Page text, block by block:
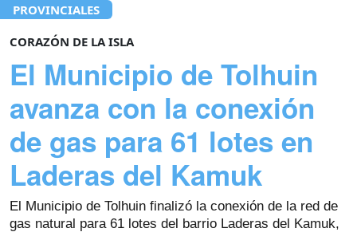
PROVINCIALES
CORAZÓN DE LA ISLA
El Municipio de Tolhuin
avanza con la conexión
de gas para 61 lotes en
Laderas del Kamuk
El Municipio de Tolhuin finalizó la conexión de la red de
gas natural para 61 lotes del barrio Laderas del Kamuk,